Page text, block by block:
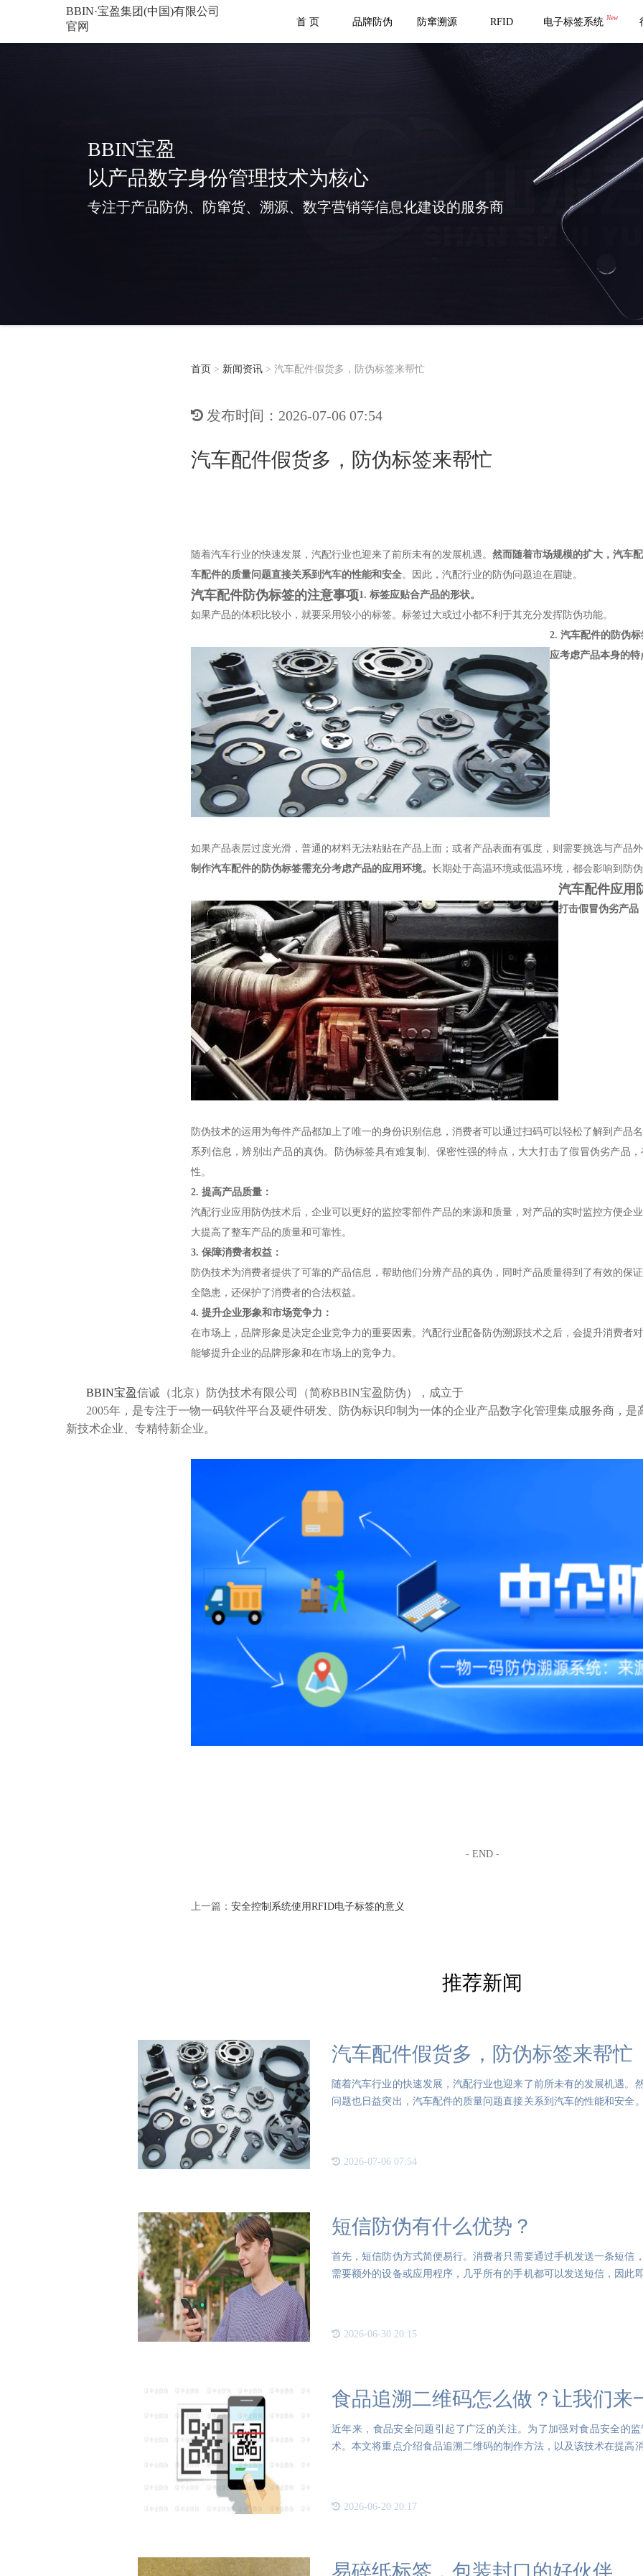
BBIN·宝盈集团(中国)有限公司
官网
首 页 品牌防伪 防窜溯源 RFID 电子标签系统 New
BBIN宝盈
以产品数字身份管理技术为核心
专注于产品防伪、防窜货、溯源、数字营销等信息化建设的服务商
首页 > 新闻资讯 > 汽车配件假货多，防伪标签来帮忙
发布时间：2026-07-06 07:54
汽车配件假货多，防伪标签来帮忙
随着汽车行业的快速发展，汽配行业也迎来了前所未有的发展机遇。 然而随着市场规模的扩大，汽车
车配件的质量问题直接关系到汽车的性能和安全。因此，汽配行业的防伪问题迫在眉睫。
汽车配件防伪标签的注意事项1. 标签应贴合产品的形状。
如果产品的体积比较小，就要采用较小的标签。标签过大或过小都不利于其充分发挥防伪功能。
2. 汽车配件的防伪
应考虑产品本身的特
如果产品表层过度光滑，普通的材料无法粘贴在产品上面；或者产品表面有弧度，则需要挑选与产品
制作汽车配件的防伪标签需充分考虑产品的应用环境。 长期处于高温环境或低温环境，都会影响到防
汽车配件应用
打击假冒伪劣产品
防伪技术的运用为每件产品都加上了唯一的身份识别信息，消费者可以通过扫码可以轻松了解到产品
系列信息，辨别出产品的真伪。防伪标签具有难复制、保密性强的特点，大大打击了假冒伪劣产品
性。
2. 提高产品质量：
汽配行业应用防伪技术后，企业可以更好的监控零部件产品的来源和质量，对产品的实时监控方便企
大提高了整车产品的质量和可靠性。
3. 保障消费者权益：
防伪技术为消费者提供了可靠的产品信息，帮助他们分辨产品的真伪，同时产品质量得到了有效的保
全隐患，还保护了消费者的合法权益。
4. 提升企业形象和市场竞争力：
在市场上，品牌形象是决定企业竞争力的重要因素。汽配行业配备防伪溯源技术之后，会提升消费者
能够提升企业的品牌形象和在市场上的竞争力。
BBIN宝盈信诚（北京）防伪技术有限公司（简称BBIN宝盈防伪），成立于
2005年，是专注于一物一码软件平台及硬件研发、防伪标识印制为一体的企业产品数字化管理集成服务商，是
新技术企业、专精特新企业。
- END -
上一篇： 安全控制系统使用RFID电子标签的意义
推荐新闻
汽车配件假货多，防伪标签来帮忙
随着汽车行业的快速发展，汽配行业也迎来了前所未有的发展机遇。
问题也日益突出，汽车配件的质量问题直接关系到汽车的性能和安全
2026-07-06 07:54
短信防伪有什么优势？
首先，短信防伪方式简便易行。消费者只需要通过手机发送一条短信
需要额外的设备或应用程序，几乎所有的手机都可以发送短信，因此
2026-06-30 20:15
食品追溯二维码怎么做？让我们来
近年来，食品安全问题引起了广泛的关注。为了加强对食品安全的
术。本文将重点介绍食品追溯二维码的制作方法，以及该技术在提高
2026-06-20 20:17
易碎纸标签，包装封口的好伙伴